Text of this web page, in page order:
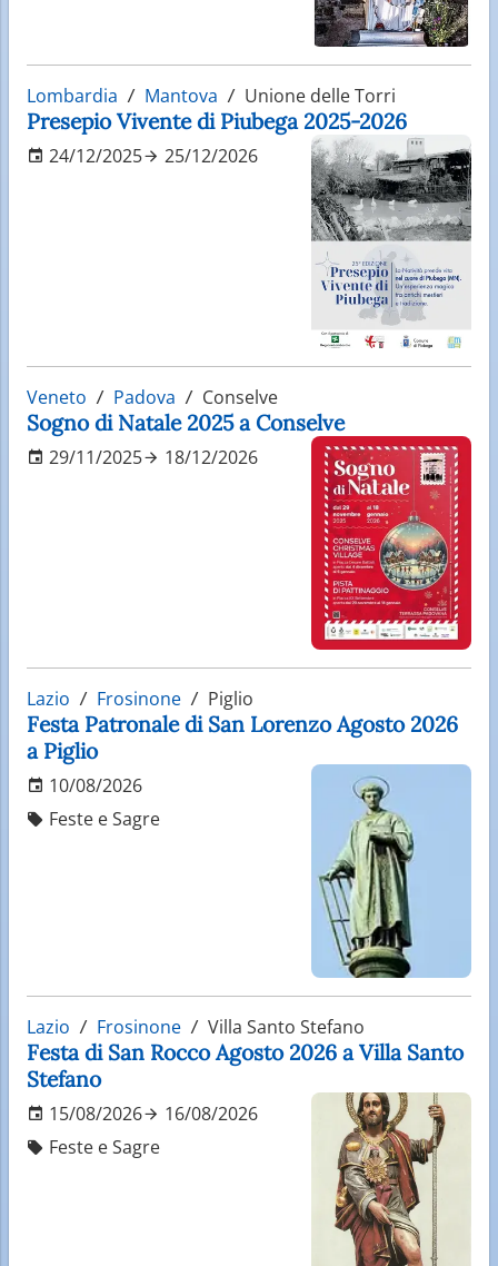
Lombardia Mantova Unione delle Torri
Presepio Vivente di Piubega 2025-2026
24/12/2025 25/12/2026
Veneto Padova Conselve
Sogno di Natale 2025 a Conselve
29/11/2025 18/12/2026
Lazio Frosinone Piglio
Festa Patronale di San Lorenzo Agosto 2026
a Piglio
10/08/2026
Feste e Sagre
Lazio Frosinone Villa Santo Stefano
Festa di San Rocco Agosto 2026 a Villa Santo
Stefano
15/08/2026
16/08/2026
Feste e Sagre